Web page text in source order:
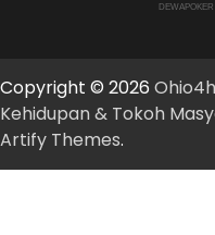
Copyright © 2026
Kehidupan & Tokoh
Artify Themes.